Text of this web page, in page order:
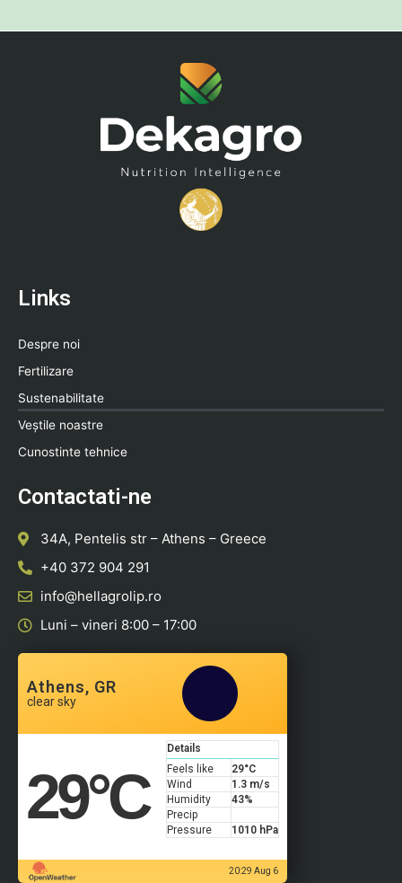
Links
Despre noi
Fertilizare
Sustenabilitate
Veștile noastre
Cunostinte tehnice
Contactati-ne
34A, Pentelis str – Athens – Greece
+40 372 904 291
info@hellagrolip.ro
Luni – vineri 8:00 – 17:00
Athens, GR
clear sky
29°C
Details
Feels like
29°C
Wind
1.3 m/s
Humidity
43%
Precip
Pressure
1010 hPa
20:29 Aug 6